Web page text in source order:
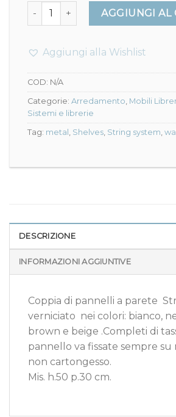
String wall panel 2 x 50x30 -
AGGIUNGI AL
Aggiungi alla Wishlist
COD: N/A
Categorie: Arredamento Mobili
Sistemi e librerie
Tag: metal Shelves String system
DESCRIZIONE
INFORMAZIONI AGGIUNTIVE
Coppia di pannelli a parete
verniciato nei colori: bianco,
brown e beige .Completi di
pannello va fissate sempre
non cartongesso.
Mis. h.50 p.30 cm.